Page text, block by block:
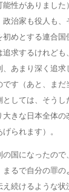
性がありました
治家も役人も、
めとする連合国
求するけれども
あまり深く追求
す（あと、ま
しては、そうし
きな日本全体の
られます）。
国になったので
るで自分の罪
続けるような状